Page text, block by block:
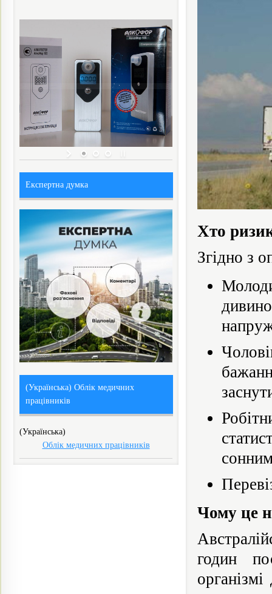
Хто
Згідно з
Чому це
годин
Експертна думка
(Українська) Облік медичних
працівників
(Українська)
Облік медичних працівників